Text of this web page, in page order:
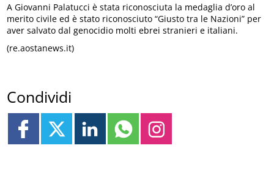
A Giovanni Palatucci è stata riconosciuta la medaglia d’oro al
merito civile ed è stato riconosciuto “Giusto tra le Nazioni” per
aver salvato dal genocidio molti ebrei stranieri e italiani.
(re.aostanews.it)
Condividi